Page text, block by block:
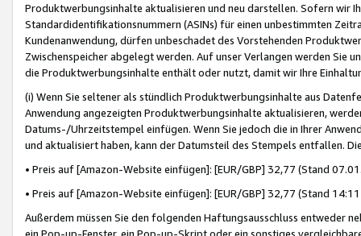
Produktwerbungsinhalte aktualisieren und neu darstellen. Sofern wir
Standardidentifikationsnummern (ASINs) für einen unbestimmten
Kundenanwendung, dürfen unbeschadet des Vorstehenden
Zwischenspeicher abgelegt werden. Auf unser Verlangen werden Sie
die Produktwerbungsinhalte enthält oder nutzt, damit wir Ihre
(i) Wenn Sie seltener als stündlich Produktwerbungsinhalte aus
Anwendung angezeigten Produktwerbungsinhalte aktualisieren,
Datums-/Uhrzeitstempel einfügen. Wenn Sie jedoch die in Ihrer
und aktualisiert haben, kann der Datumsteil des Stempels entfallen.
• Preis auf [Amazon-Website einfügen]: [EUR/GBP] 32,77 (Stand
• Preis auf [Amazon-Website einfügen]: [EUR/GBP] 32,77 (Stand
Außerdem müssen Sie den folgenden Haftungsausschluss entweder
ein Pop-up-Fenster, ein Pop-up-Skript oder ein sonstiges